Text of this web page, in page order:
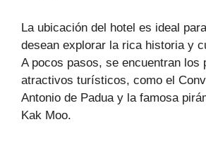
La ubicación del hotel es ideal
desean explorar la rica historia y
A pocos pasos, se encuentran los
atractivos turísticos, como el
Antonio de Padua y la famosa
Kak Moo.